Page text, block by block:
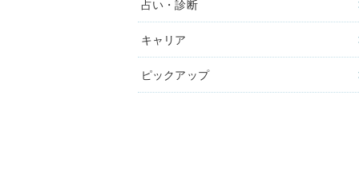
占い・診断
キャリア
ピックアップ